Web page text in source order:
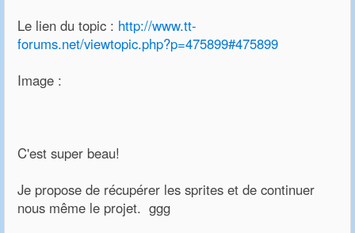
Le lien du topic : http://www.tt-
forums.net/viewtopic.php?p=475899#475899
Image :
C'est super beau!
Je propose de récupérer les sprites et de continuer
nous même le projet. ggg